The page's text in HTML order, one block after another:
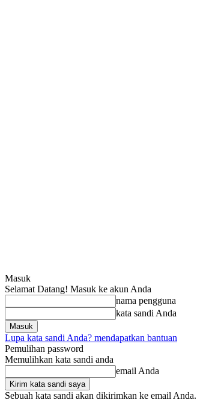
Masuk
Selamat Datang! Masuk ke akun Anda
nama pengguna
kata sandi Anda
Lupa kata sandi Anda? mendapatkan bantuan
Pemulihan password
Memulihkan kata sandi anda
email Anda
Sebuah kata sandi akan dikirimkan ke email Anda.